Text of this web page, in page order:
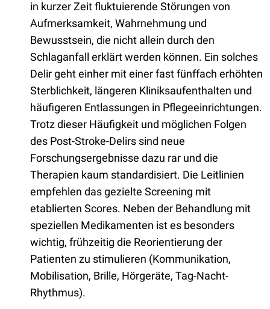
in kurzer Zeit fluktuierende Störungen von
Aufmerksamkeit, Wahrnehmung und
Bewusstsein, die nicht allein durch den
Schlaganfall erklärt werden können. Ein solches
Delir geht einher mit einer fast fünffach erhöhten
Sterblichkeit, längeren Kliniksaufenthalten und
häufigeren Entlassungen in Pflegeeinrichtungen.
Trotz dieser Häufigkeit und möglichen Folgen
des Post-Stroke-Delirs sind neue
Forschungsergebnisse dazu rar und die
Therapien kaum standardisiert. Die Leitlinien
empfehlen das gezielte Screening mit
etablierten Scores. Neben der Behandlung mit
speziellen Medikamenten ist es besonders
wichtig, frühzeitig die Reorientierung der
Patienten zu stimulieren (Kommunikation,
Mobilisation, Brille, Hörgeräte, Tag-Nacht-
Rhythmus).